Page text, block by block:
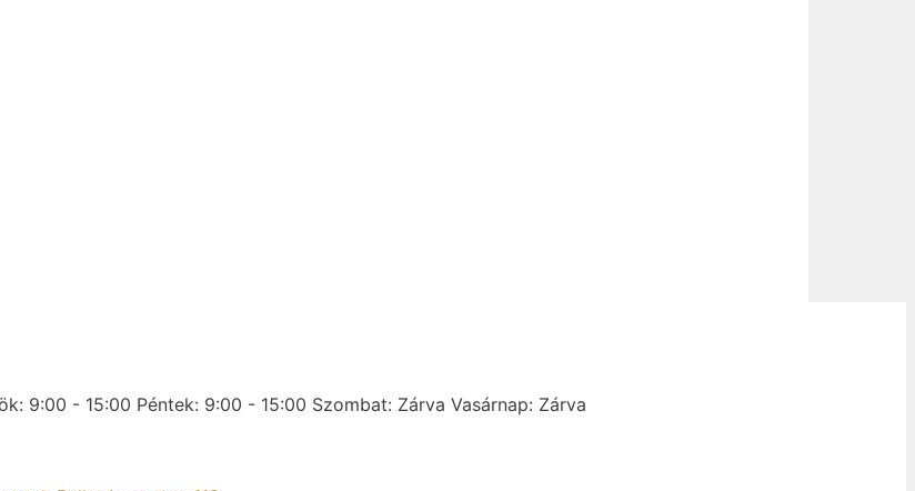
9:00 - 15:00 Péntek: 9:00 - 15:00 Szombat: Zárva Vasárnap: Zárva